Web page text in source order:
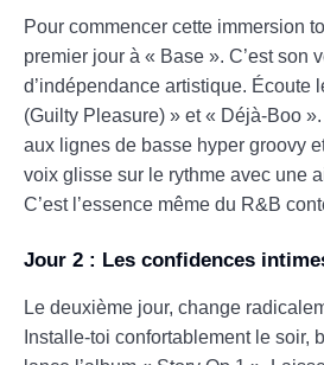
Pour commencer cette immersion
premier jour à « Base ». C’est son
d’indépendance artistique. Écoute
(Guilty Pleasure) » et « Déjà-Boo
aux lignes de basse hyper groovy
voix glisse sur le rythme avec une
C’est l’essence même du R&B
Jour 2 : Les confidences
Le deuxième jour, change
Installe-toi confortablement le soir,